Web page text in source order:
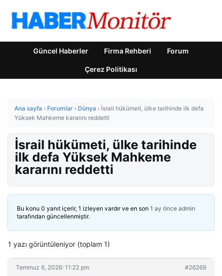
Güncel Haberler Firma Rehberi Forum
Çerez Politikası
Ana sayfa › Forumlar › Dünya › İsrail hükümeti, ülke tarihinde ilk defa
Yüksek Mahkeme kararını reddetti
İsrail hükümeti, ülke tarihinde
ilk defa Yüksek Mahkeme
kararını reddetti
Bu konu 0 yanıt içerir, 1 izleyen vardır ve en son 1 ay önce admin
tarafından güncellenmiştir.
1 yazı görüntüleniyor (toplam 1)
Temmuz 6, 2026: 11:22 pm #26269